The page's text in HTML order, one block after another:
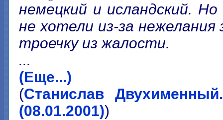
немецкий и исландский.
не хотели из-за нежелания
троечку из жалости.
...
(Еще...)
(Станислав
(08.01.2001))